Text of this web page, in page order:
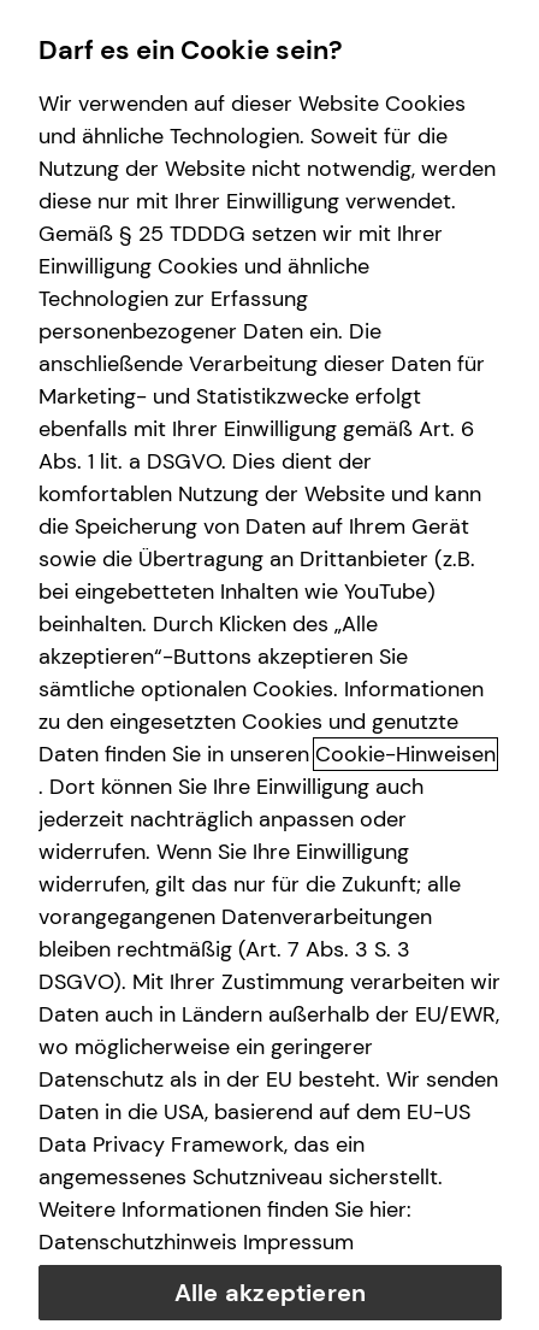
Wissenswertes
Über tecis
Das ist tecis
Dürfen wir uns kurz vorstellen? Wir sind tecis – die
Finanzberatung deiner Generation – und begleiten dich
auf deinem Weg in eine finanziell selbstbestimmte
Zukunft. Altersvorsorge, Absicherung, Vermögensaufbau,
Immobilienfinanzierung – wir sind Ansprechpartner für
die finanziellen Fragen in deinem Leben.
Gegründet wurde die tecis Finanzdienstleistungen AG
bereits 1986 in Hamburg. Heute sind wir mit über 3.900
lizenzierten Finanzberaterinnen und Finanzberatern
deutschlandweit vertreten. Uns verbindet die
Leidenschaft für das, was wir tun. Unsere Mission dabei
ist es, den nachfolgenden Generationen eine bessere
finanzielle Zukunft zu ermöglichen.
Wir arbeiten an über 400 Standorten, sind untereinander
eng vernetzt und von Nord nach Süd und von West nach
Ost mit vielen Teams vertreten.
tecis im Überblick
40 Jahre Erfahrung am Markt
Darf es ein Cookie sein?
Wir verwenden auf dieser Website Cookies
und ähnliche Technologien. Soweit für die
Nutzung der Website nicht notwendig, werden
diese nur mit Ihrer Einwilligung verwendet.
Gemäß § 25 TDDDG setzen wir mit Ihrer
Einwilligung Cookies und ähnliche
Technologien zur Erfassung
personenbezogener Daten ein. Die
anschließende Verarbeitung dieser Daten für
Marketing- und Statistikzwecke erfolgt
ebenfalls mit Ihrer Einwilligung gemäß Art. 6
Abs. 1 lit. a DSGVO. Dies dient der
komfortablen Nutzung der Website und kann
die Speicherung von Daten auf Ihrem Gerät
sowie die Übertragung an Drittanbieter (z.B.
bei eingebetteten Inhalten wie YouTube)
beinhalten. Durch Klicken des „Alle
akzeptieren“-Buttons akzeptieren Sie
sämtliche optionalen Cookies. Informationen
zu den eingesetzten Cookies und genutzte
Daten finden Sie in unseren Cookie-Hinweisen
. Dort können Sie Ihre Einwilligung auch
jederzeit nachträglich anpassen oder
widerrufen. Wenn Sie Ihre Einwilligung
widerrufen, gilt das nur für die Zukunft; alle
vorangegangenen Datenverarbeitungen
bleiben rechtmäßig (Art. 7 Abs. 3 S. 3
DSGVO). Mit Ihrer Zustimmung verarbeiten wir
Daten auch in Ländern außerhalb der EU/EWR,
wo möglicherweise ein geringerer
Datenschutz als in der EU besteht. Wir senden
Daten in die USA, basierend auf dem EU-US
Data Privacy Framework, das ein
angemessenes Schutzniveau sicherstellt.
Weitere Informationen finden Sie hier:
Datenschutzhinweis Impressum
Alle akzeptieren